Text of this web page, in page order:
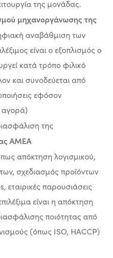
της μονάδας.
μηχανοργάνωσης της
αναβάθμιση των
είναι ο εξοπλισμός ο
κατά τρόπο φιλικό
και συνοδεύεται από
εφόσον
αγορά)
της
ΑΜΕΑ
απόκτηση λογισμικού,
σχεδιασμός προϊόντων
παρουσιάσεις
είναι η απόκτηση
ποιότητας από
(όπως ISO, HACCP)